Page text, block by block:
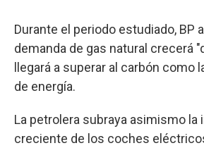
Durante el periodo estudiado, BP
demanda de gas natural crecerá
llegará a superar al carbón como
de energía.
La petrolera subraya asimismo la
creciente de los coches